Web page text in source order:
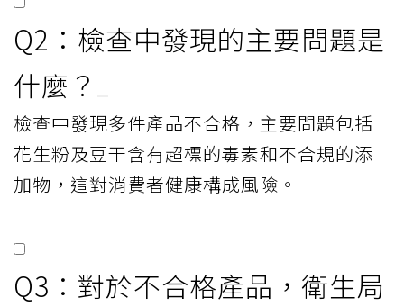
Q2：檢查中發現的主要問題是
什麼？
檢查中發現多件產品不合格，主要問題包括
花生粉及豆干含有超標的毒素和不合規的添
加物，這對消費者健康構成風險。
Q3：對於不合格產品，衛生局